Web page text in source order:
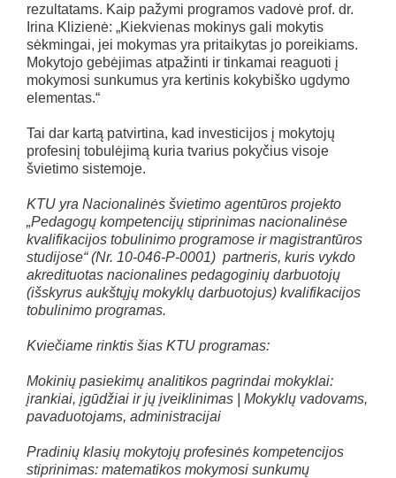
rezultatams. Kaip pažymi programos vadovė prof. dr.
Irina Klizienė: „Kiekvienas mokinys gali mokytis
sėkmingai, jei mokymas yra pritaikytas jo poreikiams.
Mokytojo gebėjimas atpažinti ir tinkamai reaguoti į
mokymosi sunkumus yra kertinis kokybiško ugdymo
elementas.“
Tai dar kartą patvirtina, kad investicijos į mokytojų
profesinį tobulėjimą kuria tvarius pokyčius visoje
švietimo sistemoje.
KTU yra Nacionalinės švietimo agentūros projekto
„Pedagogų kompetencijų stiprinimas nacionalinėse
kvalifikacijos tobulinimo programose ir magistrantūros
studijose“ (Nr. 10-046-P-0001) partneris, kuris vykdo
akredituotas nacionalines pedagoginių darbuotojų
(išskyrus aukštųjų mokyklų darbuotojus) kvalifikacijos
tobulinimo programas.
Kviečiame rinktis šias KTU programas:
Mokinių pasiekimų analitikos pagrindai mokyklai:
įrankiai, įgūdžiai ir jų įveiklinimas | Mokyklų vadovams,
pavaduotojams, administracijai
Pradinių klasių mokytojų profesinės kompetencijos
stiprinimas: matematikos mokymosi sunkumų